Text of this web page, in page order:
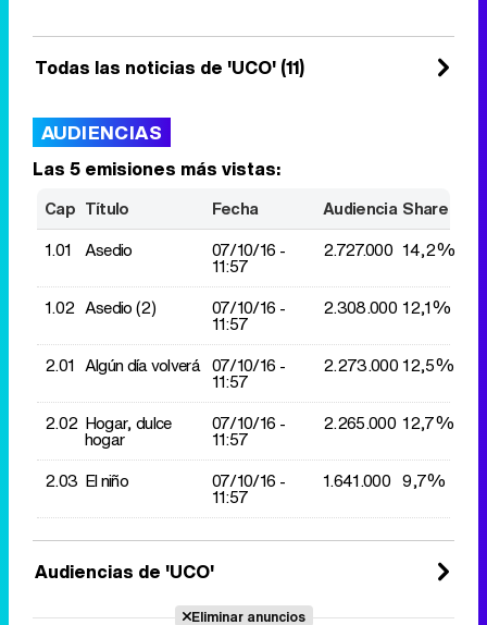
Todas las noticias de 'UCO' (11)
AUDIENCIAS
Las 5 emisiones más vistas:
Cap Título Fecha Audiencia Share
1.01 Asedio 07/10/16 -
11:57
2.727.000 14,2%
1.02 Asedio (2) 07/10/16 -
11:57
2.308.000 12,1%
2.01 Algún día volverá 07/10/16 -
11:57
2.273.000 12,5%
2.02 Hogar, dulce
hogar
07/10/16 -
11:57
2.265.000 12,7%
2.03 El niño 07/10/16 -
11:57
1.641.000 9,7%
Audiencias de 'UCO'
Eliminar anuncios